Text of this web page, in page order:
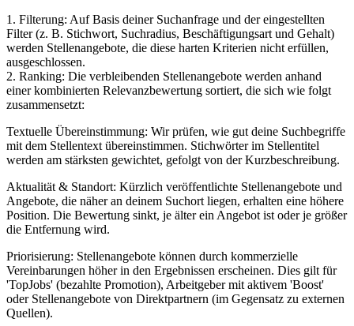
1. Filterung: Auf Basis deiner Suchanfrage und der eingestellten
Filter (z. B. Stichwort, Suchradius, Beschäftigungsart und Gehalt)
werden Stellenangebote, die diese harten Kriterien nicht erfüllen,
ausgeschlossen.
2. Ranking: Die verbleibenden Stellenangebote werden anhand
einer kombinierten Relevanzbewertung sortiert, die sich wie folgt
zusammensetzt:
Textuelle Übereinstimmung: Wir prüfen, wie gut deine Suchbegriffe
mit dem Stellentext übereinstimmen. Stichwörter im Stellentitel
werden am stärksten gewichtet, gefolgt von der Kurzbeschreibung.
Aktualität & Standort: Kürzlich veröffentlichte Stellenangebote und
Angebote, die näher an deinem Suchort liegen, erhalten eine höhere
Position. Die Bewertung sinkt, je älter ein Angebot ist oder je größer
die Entfernung wird.
Priorisierung: Stellenangebote können durch kommerzielle
Vereinbarungen höher in den Ergebnissen erscheinen. Dies gilt für
'TopJobs' (bezahlte Promotion), Arbeitgeber mit aktivem 'Boost'
oder Stellenangebote von Direktpartnern (im Gegensatz zu externen
Quellen).